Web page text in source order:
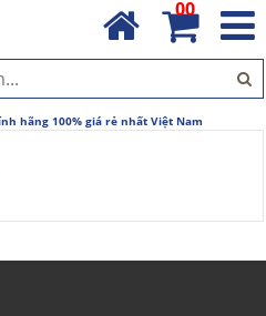
00
hãng 100% giá rẻ nhất Việt Nam